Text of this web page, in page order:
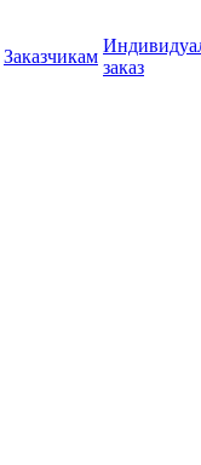
Заказчикам
заказ